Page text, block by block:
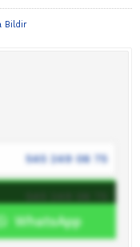
Bildir
545 249 06 75
WhatsApp